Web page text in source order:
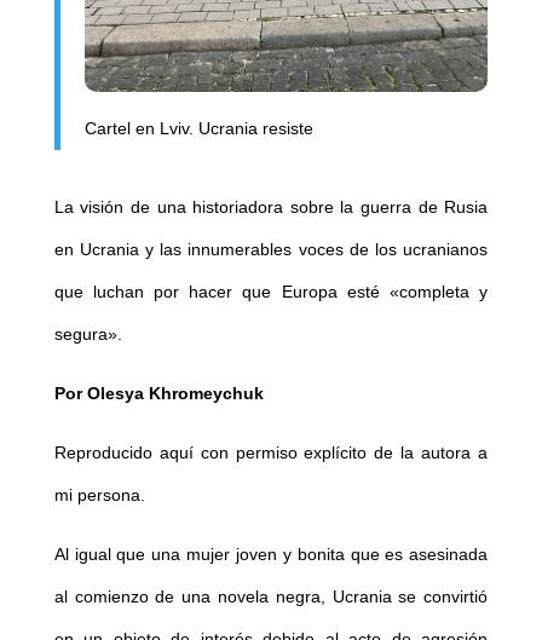
Cartel en Lviv. Ucrania resiste
La visión de una historiadora sobre la guerra de Rusia
en Ucrania y las innumerables voces de los ucranianos
que luchan por hacer que Europa esté «completa y
segura».
Por Olesya Khromeychuk
Reproducido aquí con permiso explícito de la autora a
mi persona.
Al igual que una mujer joven y bonita que es asesinada
al comienzo de una novela negra, Ucrania se convirtió